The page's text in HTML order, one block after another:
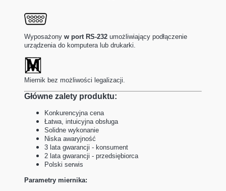
Wyposażony w port RS-232 umożliwiający podłączenie
urządzenia do komputera lub drukarki.
Miernik bez możliwości legalizacji.
Główne zalety produktu:
Konkurencyjna cena
Łatwa, intuicyjna obsługa
Solidne wykonanie
Niska awaryjność
3 lata gwarancji - konsument
2 lata gwarancji - przedsiębiorca
Polski serwis
Parametry miernika: